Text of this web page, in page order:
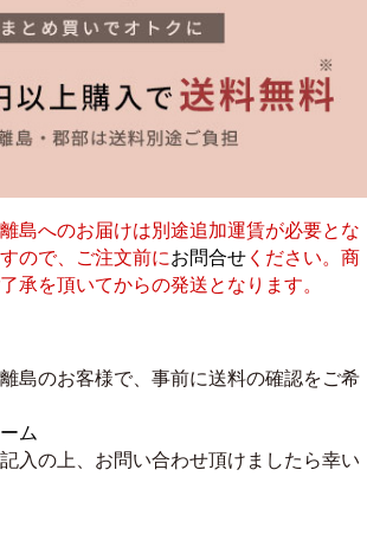
島へのお届けは別途追加運賃が必要とな
ので、ご注文前にお問合せ ください。商
承を頂いてからの発送となります。
島のお客様で、事前に送料の確認をご希
ム
入の上、お問い合わせ頂けましたら幸い